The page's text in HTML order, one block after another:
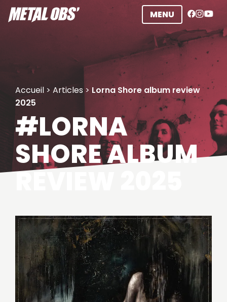
Aller
au
MENU
Accueil > Articles > Lorna Shore album review
2025
#LORNA
SHORE ALBUM
REVIEW 2025